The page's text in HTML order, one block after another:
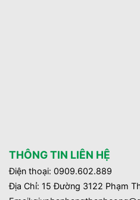
THÔNG TIN LIÊN HỆ
Điện thoại: 0909.602.889
Địa Chỉ: 15 Đường 3122 Phạm